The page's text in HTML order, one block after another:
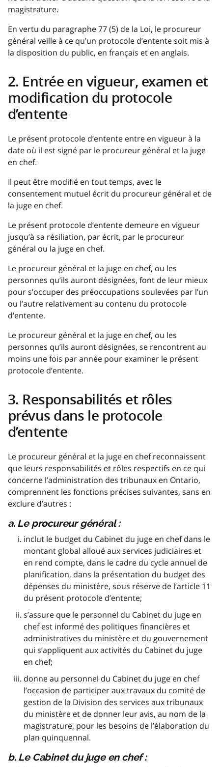
magistrature.
En vertu du paragraphe 77 (5) de la Loi, le procureur
général veille à ce qu’un protocole d’entente soit mis à
la disposition du public, en français et en anglais.
2. Entrée en vigueur, examen et
modification du protocole
d’entente
Le présent protocole d’entente entre en vigueur à la
date où il est signé par le procureur général et la juge
en chef.
Il peut être modifié en tout temps, avec le
consentement mutuel écrit du procureur général et de
la juge en chef.
Le présent protocole d’entente demeure en vigueur
jusqu’à sa résiliation, par écrit, par le procureur
général ou la juge en chef.
Le procureur général et la juge en chef, ou les
personnes qu’ils auront désignées, font de leur mieux
pour s’occuper des préoccupations soulevées par l’un
ou l’autre relativement au contenu du protocole
d’entente.
Le procureur général et la juge en chef, ou les
personnes qu’ils auront désignées, se rencontrent au
moins une fois par année pour examiner le présent
protocole d’entente.
3. Responsabilités et rôles
prévus dans le protocole
d’entente
Le procureur général et la juge en chef reconnaissent
que leurs responsabilités et rôles respectifs en ce qui
concerne l’administration des tribunaux en Ontario,
comprennent les fonctions précises suivantes, sans en
exclure d’autres :
a. Le procureur général :
inclut le budget du Cabinet du juge en chef dans le
montant global alloué aux services judiciaires et
en rend compte, dans le cadre du cycle annuel de
planification, dans la présentation du budget des
dépenses du ministère, sous réserve de l’article 11
du présent protocole d’entente;
s’assure que le personnel du Cabinet du juge en
chef est informé des politiques financières et
administratives du ministère et du gouvernement
qui s’appliquent aux activités du Cabinet du juge
en chef;
donne au personnel du Cabinet du juge en chef
l’occasion de participer aux travaux du comité de
gestion de la Division des services aux tribunaux
du ministère et de donner leur avis, au nom de la
magistrature, pour les besoins de l’élaboration du
plan quinquennal.
b. Le Cabinet du juge en chef :